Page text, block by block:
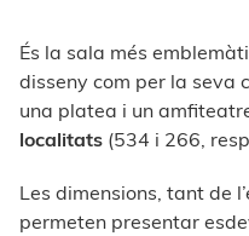
És la sala més
disseny com per la seva
una platea i un
localitats (534 i 266,
Les dimensions, tant de
permeten presentar